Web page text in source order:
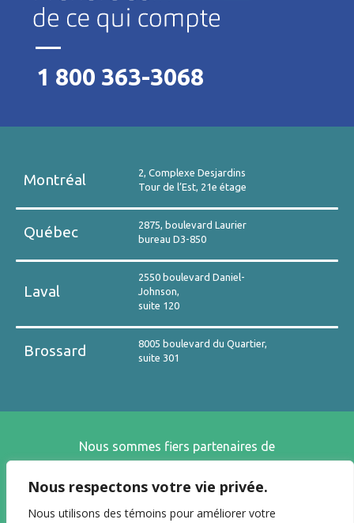
Nous respectons votre vie privée.
Nous utilisons des témoins pour améliorer votre
1 800 363-3068
Montréal
2, Complexe Desjardins
Tour de l’Est, 21e étage
Québec
2875, boulevard Laurier
bureau D3-850
Laval
2550 boulevard Daniel-
Johnson,
suite 120
Brossard
8005 boulevard du Quartier,
suite 301
Nous sommes fiers partenaires de